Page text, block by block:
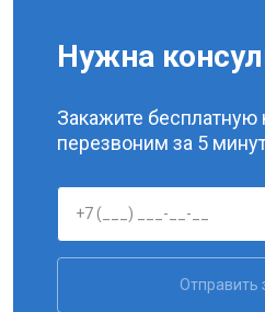
Нужна
Закажите бесплатную
перезвоним за 5
Отправить